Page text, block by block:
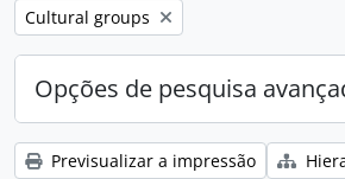
Remove filter:
Cultural groups
Opções de pesquisa
Previsualizar a impressão